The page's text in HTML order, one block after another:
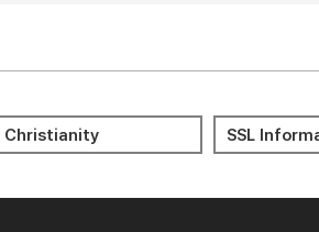
Christianity
Meditation 명상
Bible 성경
SSL
Journal
Reports